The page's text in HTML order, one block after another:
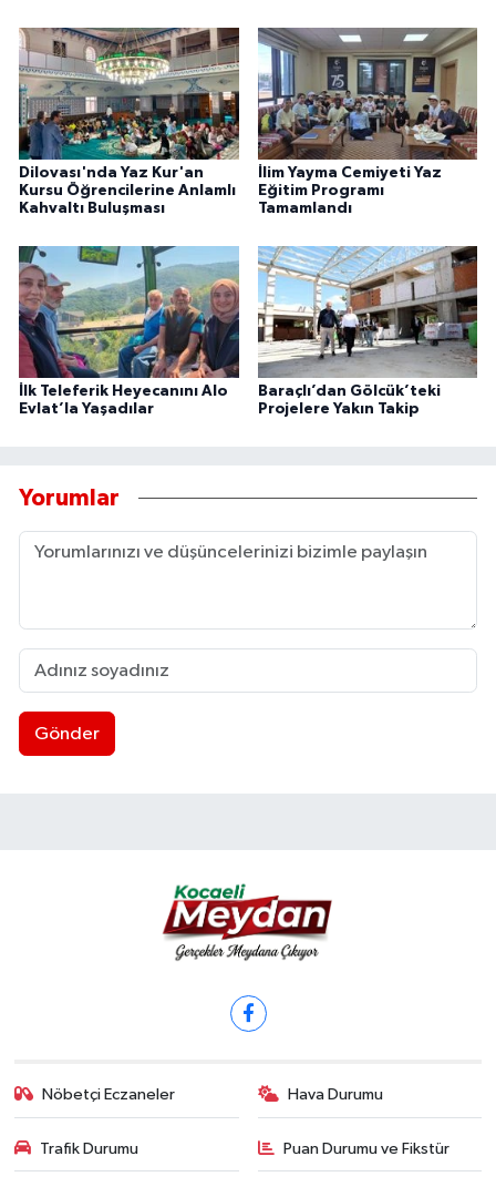
Dilovası'nda Yaz Kur'an
Kursu Öğrencilerine Anlamlı
Kahvaltı Buluşması
İlim Yayma Cemiyeti Yaz
Eğitim Programı
Tamamlandı
İlk Teleferik Heyecanını Alo
Evlat’la Yaşadılar
Baraçlı’dan Gölcük’teki
Projelere Yakın Takip
Yorumlar
Gönder
Nöbetçi Eczaneler Hava Durumu
Trafik Durumu Puan Durumu ve Fikstür